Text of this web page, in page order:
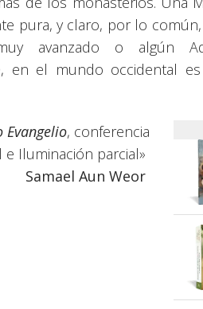
pura, y claro, por lo
avanzado o algún
en el mundo occidental
Evangelio, conferencia
Iluminación parcial»
Samael Aun Weor